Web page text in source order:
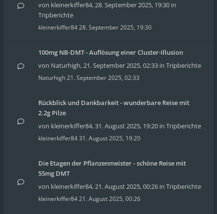
von kleinerkiffer84,28. September 2025, 19:30 in
Tripberichte
kleinerkiffer8428. September 2025, 19:30
100mg NB-DMT - Auflösung einer Cluster-Illusion
von Naturhigh,21. September 2025, 02:33 in Tripberichte
Naturhigh21. September 2025, 02:33
Rückblick und Dankbarkeit - wunderbare Reise mit
2.2g Pilze
von kleinerkiffer84,31. August 2025, 19:20 in Tripberichte
kleinerkiffer8431. August 2025, 19:20
Die Etagen der Pflanzenmeister - schöne Reise mit
55mg DMT
von kleinerkiffer84,21. August 2025, 00:26 in Tripberichte
kleinerkiffer8421. August 2025, 00:26